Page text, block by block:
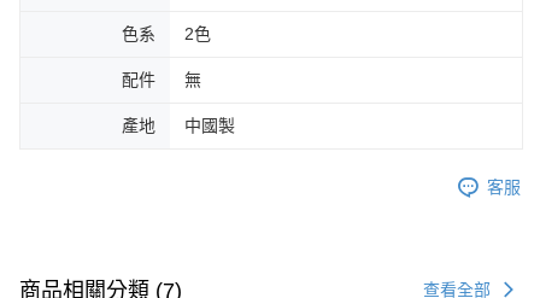
色系 2色
配件 無
產地 中國製
客服
商品相關分類 (7) 查看全部